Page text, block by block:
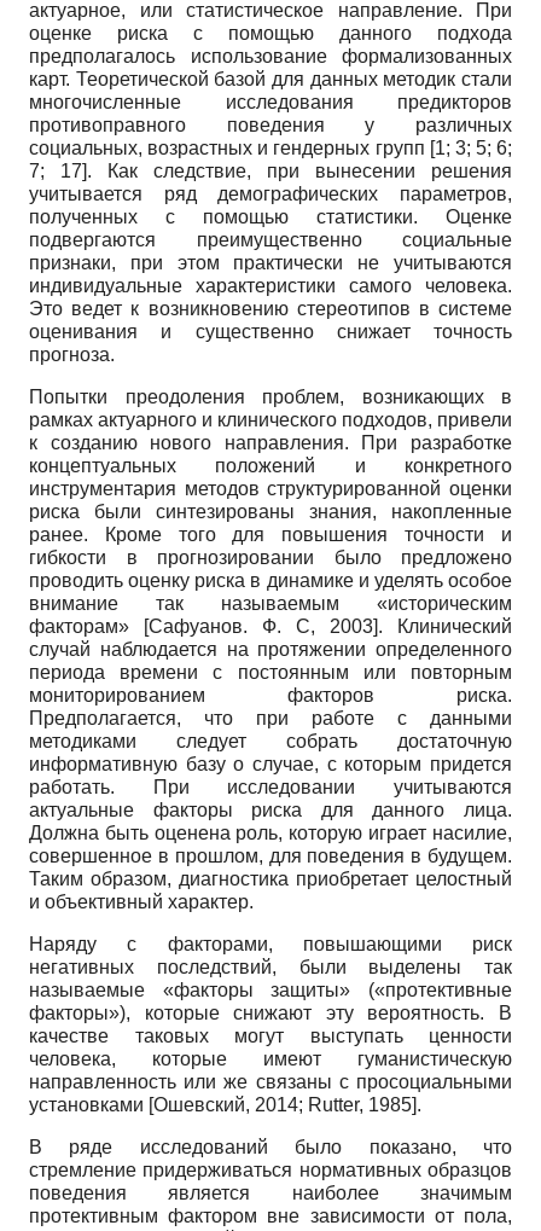
актуарное, или статистическое направление. При
оценке риска с помощью данного подхода
предполагалось использование формализованных
карт. Теоретической базой для данных методик стали
многочисленные исследования предикторов
противоправного поведения у различных
социальных, возрастных и гендерных групп [1; 3; 5; 6;
7; 17]. Как следствие, при вынесении решения
учитывается ряд демографических параметров,
полученных с помощью статистики. Оценке
подвергаются преимущественно социальные
признаки, при этом практически не учитываются
индивидуальные характеристики самого человека.
Это ведет к возникновению стереотипов в системе
оценивания и существенно снижает точность
прогноза.
Попытки преодоления проблем, возникающих в
рамках актуарного и клинического подходов, привели
к созданию нового направления. При разработке
концептуальных положений и конкретного
инструментария методов структурированной оценки
риска были синтезированы знания, накопленные
ранее. Кроме того для повышения точности и
гибкости в прогнозировании было предложено
проводить оценку риска в динамике и уделять особое
внимание так называемым «историческим
факторам»
[Сафуанов. Ф. С, 2003]. Клинический
случай наблюдается на протяжении определенного
периода времени с постоянным или повторным
мониторированием факторов риска.
Предполагается, что при работе с данными
методиками следует собрать достаточную
информативную базу о случае, с которым придется
работать. При исследовании учитываются
актуальные факторы риска для данного лица.
Должна быть оценена роль, которую играет насилие,
совершенное в прошлом, для поведения в будущем.
Таким образом, диагностика приобретает целостный
и объективный характер.
Наряду с факторами, повышающими риск
негативных последствий, были выделены так
называемые «факторы защиты» («протективные
факторы»), которые снижают эту вероятность. В
качестве таковых могут выступать ценности
человека, которые имеют гуманистическую
направленность или же связаны с просоциальными
установками [Ошевский, 2014; Rutter, 1985].
В ряде исследований было показано, что
стремление придерживаться нормативных образцов
поведения является наиболее значимым
протективным фактором вне зависимости от пола,